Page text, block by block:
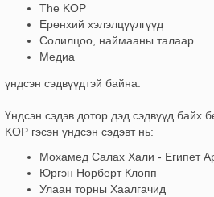
The KOP
Ерөнхий хэлэлцүүлгүүд
Солилцоо, наймааны талаар
Медиа
үндсэн сэдвүүдтэй байна.
Үндсэн сэдэв дотор дэд сэдвүүд байх
KOP гэсэн үндсэн сэдэвт нь:
Мохамед Салах Хали - Египет
Юргэн Норберт Клопп
Улаан торны Хаалгачид